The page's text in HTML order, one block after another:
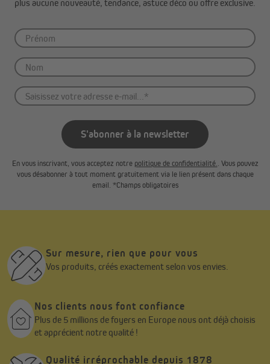
plus aucune nouveauté, tendance, astuce déco ou offre exclusive.
S'abonner à la newsletter
En vous inscrivant, vous acceptez notre politique de confidentialité.. Vous pouvez
vous désabonner à tout moment gratuitement via le lien présent dans chaque
email. *Champs obligatoires
Sur mesure, rien que pour vous
Vos produits, créés exactement selon vos envies.
Nos clients nous font confiance
Plus de 5 millions de foyers en Europe nous ont déjà choisis
et apprécient notre qualité !
Qualité irréprochable depuis 1878